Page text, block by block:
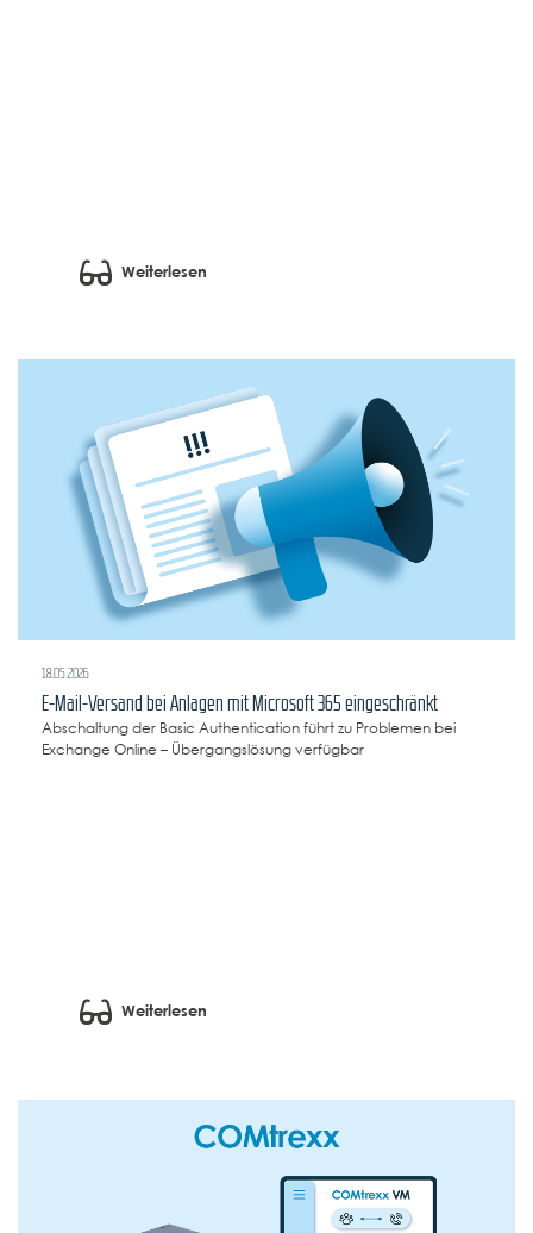
Weiterlesen
18.05.2026
E-Mail-Versand bei Anlagen mit Microsoft 365 eingeschränkt
Abschaltung der Basic Authentication führt zu Problemen bei
Exchange Online – Übergangslösung verfügbar
Weiterlesen